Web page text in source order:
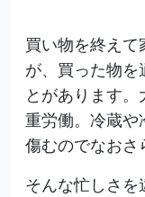
買い物を終え
が、買った物を
とがあります
重労働。冷蔵や
傷むのでなおさ
そんな忙しさ